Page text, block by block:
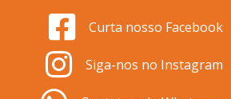
Curta nosso Facebook
Siga-nos no Instagram